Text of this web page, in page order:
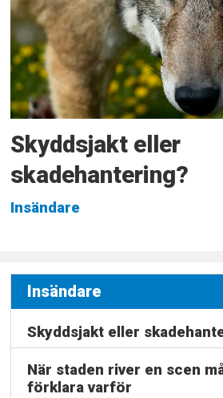
Skyddsjakt eller
skadehantering?
Insändare
Insändare
Skyddsjakt eller
När staden river en scen
förklara varför